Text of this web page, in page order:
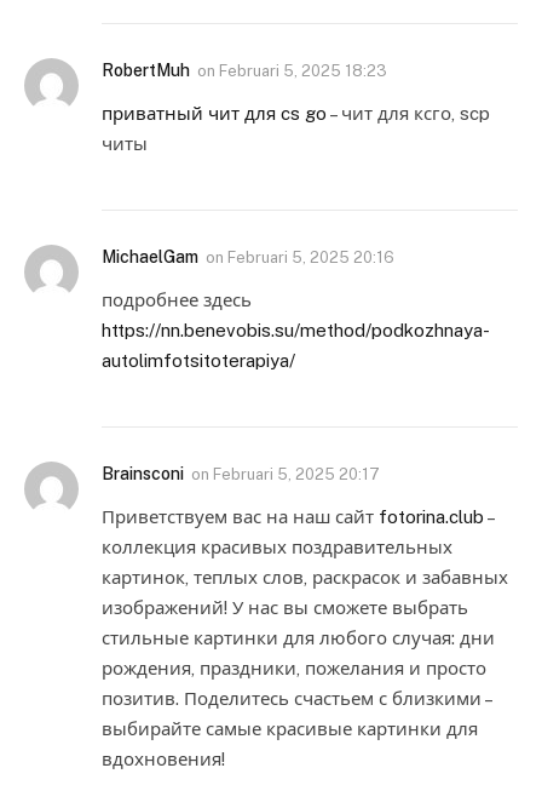
RobertMuh on Februari 5, 2025 18:23
приватный чит для cs go – чит для ксго, scp
читы
MichaelGam on Februari 5, 2025 20:16
подробнее здесь
https://nn.benevobis.su/method/podkozhnaya-
autolimfotsitoterapiya/
Brainsconi on Februari 5, 2025 20:17
Приветствуем вас на наш сайт fotorina.club –
коллекция красивых поздравительных
картинок, теплых слов, раскрасок и забавных
изображений! У нас вы сможете выбрать
стильные картинки для любого случая: дни
рождения, праздники, пожелания и просто
позитив. Поделитесь счастьем с близкими –
выбирайте самые красивые картинки для
вдохновения!